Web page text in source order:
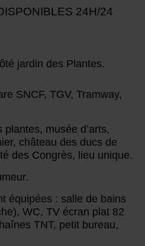
24H/24
jardin des Plantes.
SNCF, TGV, Tramway,
musée d’arts,
château des ducs de
des Congrès, lieu unique.
équipées : salle de bains
WC, TV écran plat 82
TNT, petit bureau,